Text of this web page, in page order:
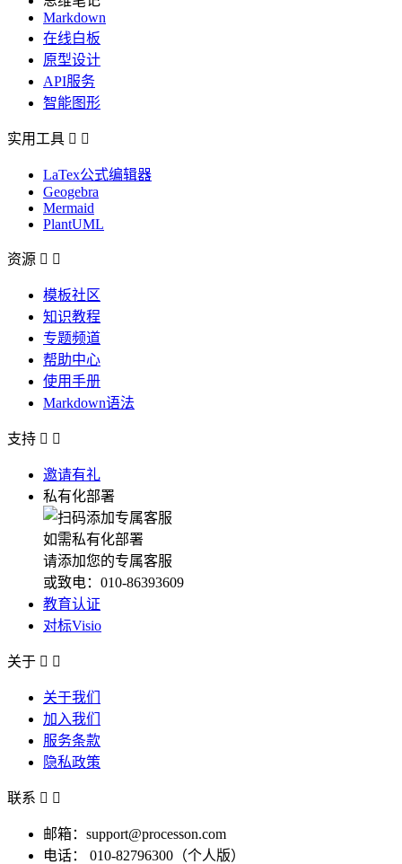
Markdown
在线白板
原型设计
API服务
智能图形
实用工具  
LaTex公式编辑器
Geogebra
Mermaid
PlantUML
资源  
模板社区
知识教程
专题频道
帮助中心
使用手册
Markdown语法
支持  
邀请有礼
私有化部署
如需私有化部署
请添加您的专属客服
或致电：010-86393609
教育认证
对标Visio
关于  
关于我们
加入我们
服务条款
隐私政策
联系  
邮箱：support@processon.com
电话：
010-82796300（个人版）